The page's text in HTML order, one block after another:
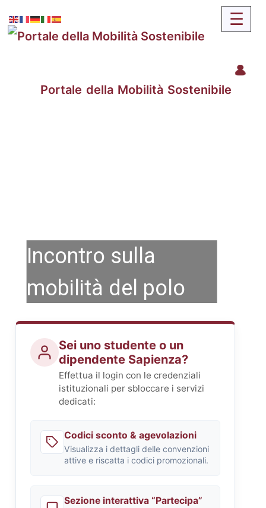
Portale della Mobilità Sostenibile
Incontro sulla
mobilità del polo
universitario di Via
di Grottarossa
Sei uno studente o un
dipendente Sapienza?
Effettua il login con le credenziali
istituzionali per sbloccare i servizi
dedicati:
Codici sconto & agevolazioni
Visualizza i dettagli delle convenzioni
attive e riscatta i codici promozionali.
Sezione interattiva “Partecipa”